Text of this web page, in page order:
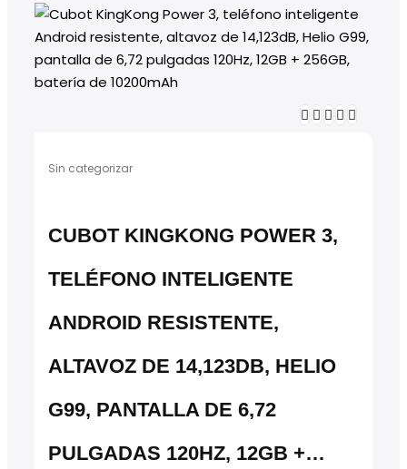
Sin categorizar
CUBOT KINGKONG POWER 3,
TELÉFONO INTELIGENTE
ANDROID RESISTENTE,
ALTAVOZ DE 14,123DB, HELIO
G99, PANTALLA DE 6,72
PULGADAS 120HZ, 12GB +…